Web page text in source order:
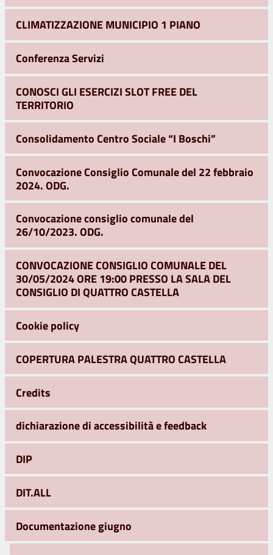
CLIMATIZZAZIONE MUNICIPIO 1 PIANO
Conferenza Servizi
CONOSCI GLI ESERCIZI SLOT FREE DEL
TERRITORIO
Consolidamento Centro Sociale “I Boschi”
Convocazione Consiglio Comunale del 22 febbraio
2024. ODG.
Convocazione consiglio comunale del
26/10/2023. ODG.
CONVOCAZIONE CONSIGLIO COMUNALE DEL
30/05/2024 ORE 19:00 PRESSO LA SALA DEL
CONSIGLIO DI QUATTRO CASTELLA
Cookie policy
COPERTURA PALESTRA QUATTRO CASTELLA
Credits
dichiarazione di accessibilità e feedback
DIP
DIT.ALL
Documentazione giugno